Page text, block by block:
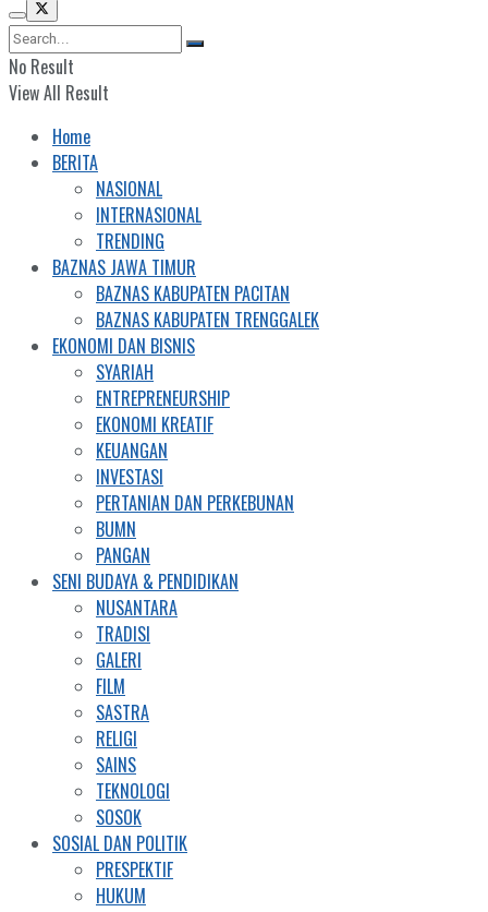
No Result
View All Result
Home
BERITA
NASIONAL
INTERNASIONAL
TRENDING
BAZNAS JAWA TIMUR
BAZNAS KABUPATEN PACITAN
BAZNAS KABUPATEN TRENGGALEK
EKONOMI DAN BISNIS
SYARIAH
ENTREPRENEURSHIP
EKONOMI KREATIF
KEUANGAN
INVESTASI
PERTANIAN DAN PERKEBUNAN
BUMN
PANGAN
SENI BUDAYA & PENDIDIKAN
NUSANTARA
TRADISI
GALERI
FILM
SASTRA
RELIGI
SAINS
TEKNOLOGI
SOSOK
SOSIAL DAN POLITIK
PRESPEKTIF
HUKUM